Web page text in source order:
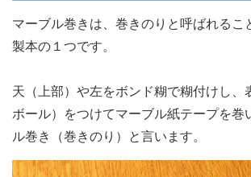
マーブル巻きは、巻きのりと呼ばれるこ
製本の１つです。
天（上部）や左をボンド糊で糊付けし、
ボール）をつけてマーブル紙テープを巻
ル巻き（巻きのり）と言います。